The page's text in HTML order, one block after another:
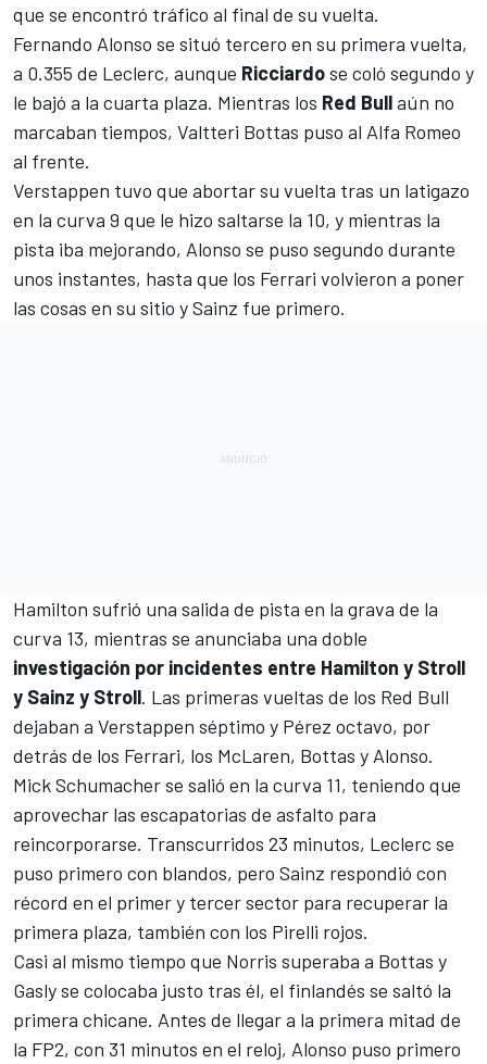
que se encontró tráfico al final de su vuelta.
Fernando Alonso se situó tercero en su primera vuelta,
a 0.355 de Leclerc, aunque Ricciardose coló segundo y
le bajó a la cuarta plaza. Mientras los Red Bullaún no
marcaban tiempos, Valtteri Bottas puso al Alfa Romeo
al frente.
Verstappen tuvo que abortar su vuelta tras un latigazo
en la curva 9 que le hizo saltarse la 10, y mientras la
pista iba mejorando, Alonso se puso segundo durante
unos instantes, hasta que los Ferrari volvieron a poner
las cosas en su sitio y Sainz fue primero.
Hamilton sufrió una salida de pista en la grava de la
curva 13, mientras se anunciaba una doble
investigación por incidentes entre Hamilton y Stroll
y Sainz y Stroll. Las primeras vueltas de los Red Bull
dejaban a Verstappen séptimo y Pérez octavo, por
detrás de los Ferrari, los McLaren, Bottas y Alonso.
Mick Schumacherse salió en la curva 11, teniendo que
aprovechar las escapatorias de asfalto para
reincorporarse. Transcurridos 23 minutos, Leclerc se
puso primero con blandos, pero Sainz respondió con
récord en el primer y tercer sector para recuperar la
primera plaza, también con los Pirelli rojos.
Casi al mismo tiempo que Norris superaba a Bottas y
Gasly se colocaba justo tras él, el finlandés se saltó la
primera chicane. Antes de llegar a la primera mitad de
la FP2, con 31 minutos en el reloj, Alonso puso primero